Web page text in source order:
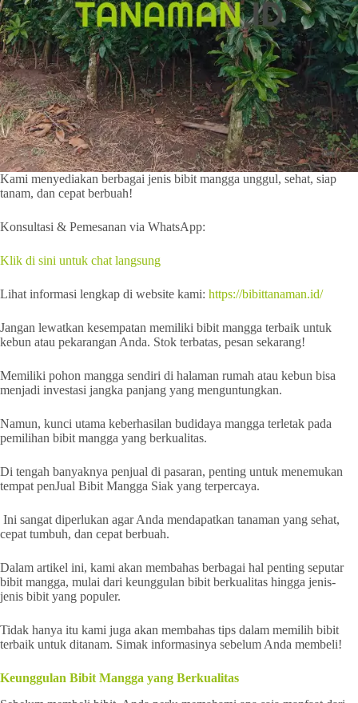
Kami menyediakan berbagai jenis bibit mangga unggul, sehat, siap
tanam, dan cepat berbuah!
Konsultasi & Pemesanan via WhatsApp:
Klik di sini untuk chat langsung
Lihat informasi lengkap di website kami: https://bibittanaman.id/
Jangan lewatkan kesempatan memiliki bibit mangga terbaik untuk
kebun atau pekarangan Anda. Stok terbatas, pesan sekarang!
Memiliki pohon mangga sendiri di halaman rumah atau kebun bisa
menjadi investasi jangka panjang yang menguntungkan.
Namun, kunci utama keberhasilan budidaya mangga terletak pada
pemilihan bibit mangga yang berkualitas.
Di tengah banyaknya penjual di pasaran, penting untuk menemukan
tempat penJual Bibit Mangga Siak yang terpercaya.
Ini sangat diperlukan agar Anda mendapatkan tanaman yang sehat,
cepat tumbuh, dan cepat berbuah.
Dalam artikel ini, kami akan membahas berbagai hal penting seputar
bibit mangga, mulai dari keunggulan bibit berkualitas hingga jenis-
jenis bibit yang populer.
Tidak hanya itu kami juga akan membahas tips dalam memilih bibit
terbaik untuk ditanam. Simak informasinya sebelum Anda membeli!
Keunggulan Bibit Mangga yang Berkualitas